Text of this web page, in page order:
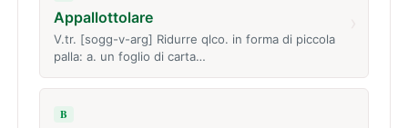
Appallottolare
V.tr. [sogg-v-arg] Ridurre qlco. in forma di piccola
palla: a. un foglio di carta…
B